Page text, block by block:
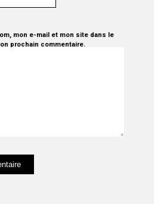
mon e-mail et mon site dans le
prochain commentaire.